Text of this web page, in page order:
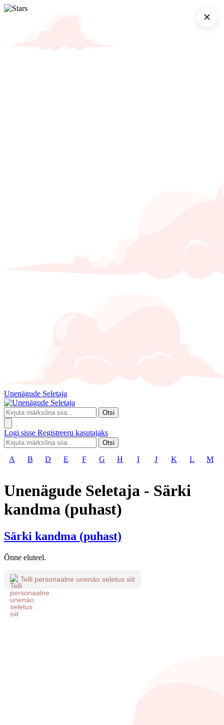
Unenägude Seletaja
Otsi
Logi sisse Registreeru kasutajaks
Otsi
A B D E F G H I J K L M
Unenägude Seletaja - Särki
kandma (puhast)
Särki kandma (puhast)
Õnne eluteel.
Telli personaalne unenäo seletus siit